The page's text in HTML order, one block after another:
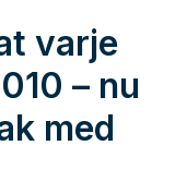
varje
– nu
med